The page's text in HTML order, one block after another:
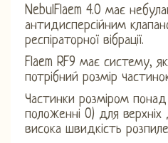
NebulFlaem 4.0 має
антидисперсійним
респіраторної вібрації.
Flaem RF9 має систему,
потрібний розмір
Частинки розміром
положенні 0) для верхніх
висока швидкість